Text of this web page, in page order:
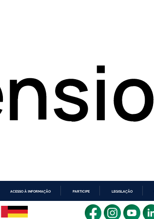
ACESSO À INFORMAÇÃO PARTICIPE LEGISLAÇÃO